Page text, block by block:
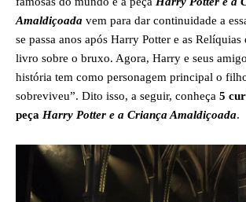
Amaldiçoada vem para dar continuidade a
se passa anos após Harry Potter e as
livro sobre o bruxo. Agora, Harry e seus
história tem como personagem principal o
sobreviveu”. Dito isso, a seguir, conheça 5
peça Harry Potter e a Criança Amaldiçoada.